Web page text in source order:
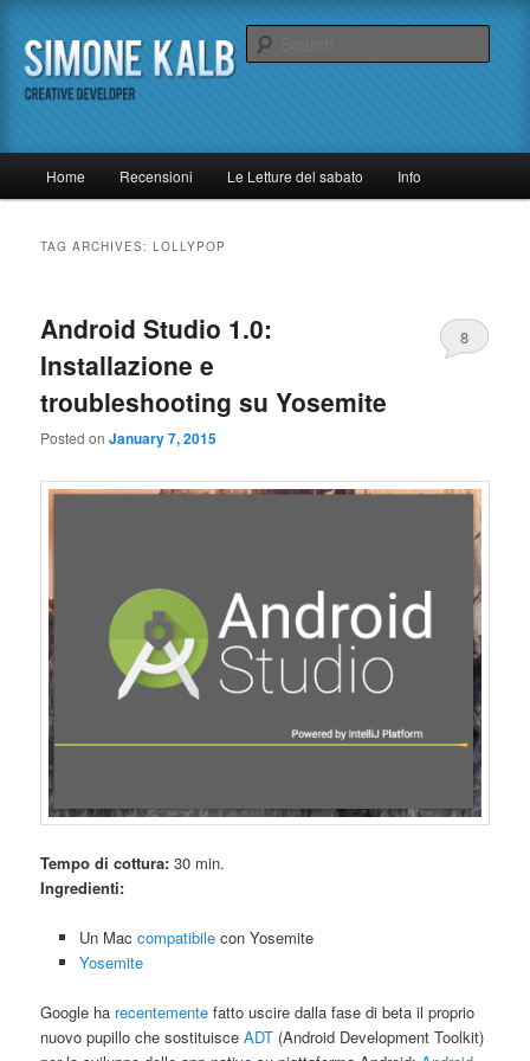
Skip
primary
content
Skip
secondary
contentSimone Kalb
Un (quasi) inutile blog di tecnologia
Home Recensioni Le Letture del sabato Info
TAG ARCHIVES:LOLLYPOP
Android Studio 1.0:
Installazione e
troubleshooting su Yosemite
Posted onJanuary 7, 2015
8
Tempo di cottura: 30 min.
Ingredienti:
Un Mac compatibilecon Yosemite
Yosemite
Google ha recentemente fatto uscire dalla fase di beta il proprio
nuovo pupillo che sostituisceADT (Android Development Toolkit)